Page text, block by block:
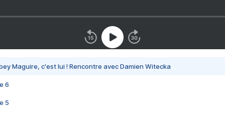
Maguire, c'est lui ! Rencontre avec Damien Witecka
6
5